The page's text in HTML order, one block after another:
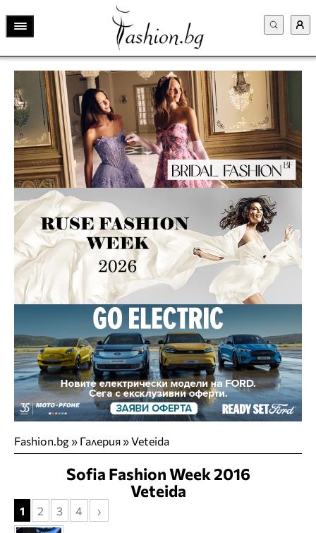
Fashion.bg» Галерия» Veteida
Sofia Fashion Week 2016
Veteida
1 2 3 4 ›